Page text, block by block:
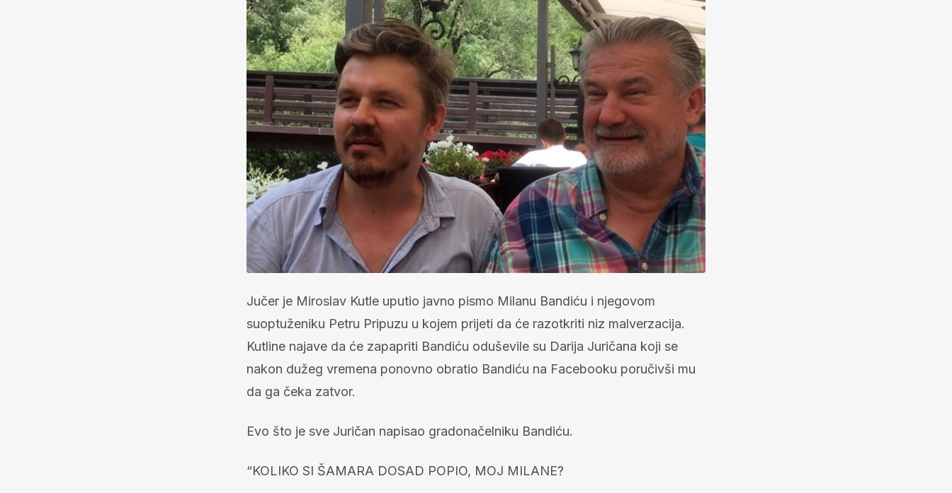
Jučer je Miroslav Kutle uputio javno pismo Milanu Bandiću i njegovom
suoptuženiku Petru Pripuzu u kojem prijeti da će razotkriti niz malverzacija.
Kutline najave da će zapapriti Bandiću oduševile su Darija Juričana koji se
nakon dužeg vremena ponovno obratio Bandiću na Facebooku poručivši mu
da ga čeka zatvor.
Evo što je sve Juričan napisao gradonačelniku Bandiću.
“KOLIKO SI ŠAMARA DOSAD POPIO, MOJ MILANE?